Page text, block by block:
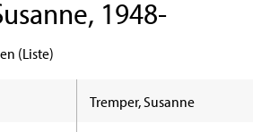
1948-
(Liste)
Tremper, Susanne